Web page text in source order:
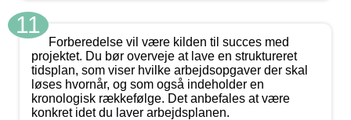
11
Forberedelse vil være kilden til succes med
projektet. Du bør overveje at lave en struktureret
tidsplan, som viser hvilke arbejdsopgaver der skal
løses hvornår, og som også indeholder en
kronologisk rækkefølge. Det anbefales at være
konkret idet du laver arbejdsplanen.